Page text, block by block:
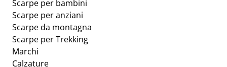
Scarpe per bambini
Scarpe per anziani
Scarpe da montagna
Scarpe per Trekking
Marchi
Calzature